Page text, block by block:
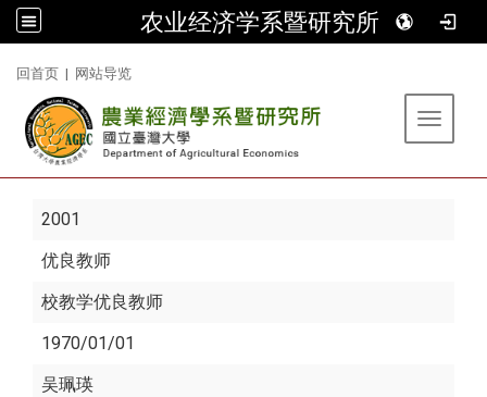
农业经济学系暨研究所
回首页 | 网站导览
Toggle
2001
优良教师
校教学优良教师
1970/01/01
吴珮瑛